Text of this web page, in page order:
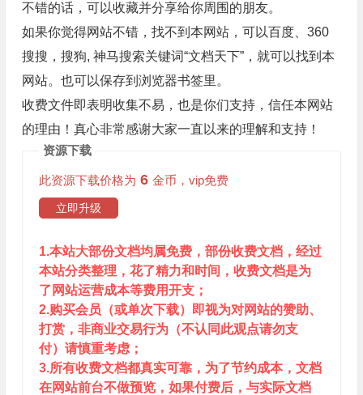
不错的话，可以收藏并分享给你周围的朋友。
如果你觉得网站不错，找不到本网站，可以百度、360
搜搜，搜狗, 神马搜索关键词“文档天下”，就可以找到本
网站。也可以保存到浏览器书签里。
收费文件即表明收集不易，也是你们支持，信任本网站
的理由！真心非常感谢大家一直以来的理解和支持！
资源下载
此资源下载价格为 6 金币，vip免费
立即升级
1.本站大部份文档均属免费，部份收费文档，经过
本站分类整理，花了精力和时间，收费文档是为
了网站运营成本等费用开支；
2.购买会员（或单次下载）即视为对网站的赞助、
打赏，非商业交易行为（不认同此观点请勿支
付）请慎重考虑；
3.所有收费文档都真实可靠，为了节约成本，文档
在网站前台不做预览，如果付费后，与实际文档